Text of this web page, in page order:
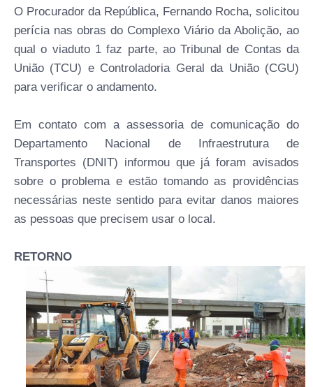
O Procurador da República, Fernando Rocha, solicitou
perícia nas obras do Complexo Viário da Abolição, ao
qual o viaduto 1 faz parte, ao Tribunal de Contas da
União (TCU) e Controladoria Geral da União (CGU)
para verificar o andamento.
Em contato com a assessoria de comunicação do
Departamento Nacional de Infraestrutura de
Transportes (DNIT) informou que já foram avisados
sobre o problema e estão tomando as providências
necessárias neste sentido para evitar danos maiores
as pessoas que precisem usar o local.
RETORNO